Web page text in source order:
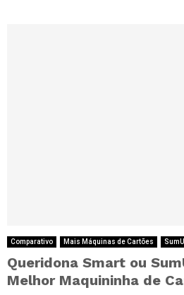
Comparativo Mais Máquinas de Cartões
Queridona Smart ou
Melhor Maquininha de